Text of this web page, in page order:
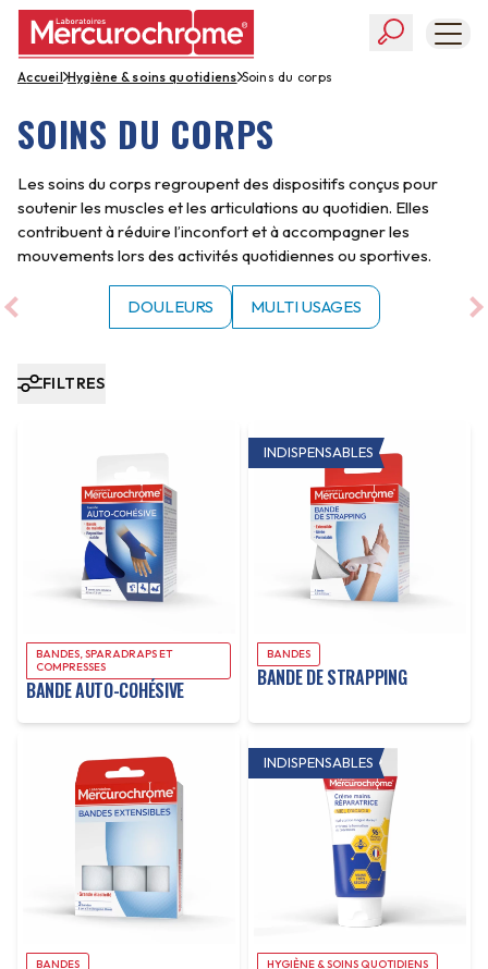
SOINS & PREMIERS SECOURS
HYGIÈNE & SOINS QUOTIDIENS
PIEDS & CONFORT
ACCESSOIRES & DIAGNOSTICS
LES INDISPENSABLES
À PROPOS
accueil hygiène & soins quotidiens soins du corps
SOINS DU CORPS
Les soins du corps regroupent des dispositifs conçus pour
soutenir les muscles et les articulations au quotidien. Elles
contribuent à réduire l’inconfort et à accompagner les
mouvements lors des activités quotidiennes ou sportives.
DOULEURS MULTI USAGES
FILTRES
BANDES, SPARADRAPS ET
COMPRESSES
BANDE AUTO-COHÉSIVE
INDISPENSABLES
BANDES
BANDE DE STRAPPING
BANDES
INDISPENSABLES
HYGIÈNE & SOINS QUOTIDIENS